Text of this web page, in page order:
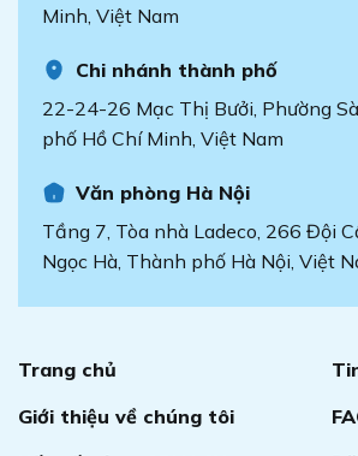
Minh, Việt Nam
Chi nhánh thành phố
22-24-26 Mạc Thị Bưởi, Phường
phố Hồ Chí Minh, Việt Nam
Văn phòng Hà Nội
Tầng 7, Tòa nhà Ladeco, 266 Đội
Ngọc Hà, Thành phố Hà Nội, Việt
Trang chủ
Giới thiệu về chúng tôi